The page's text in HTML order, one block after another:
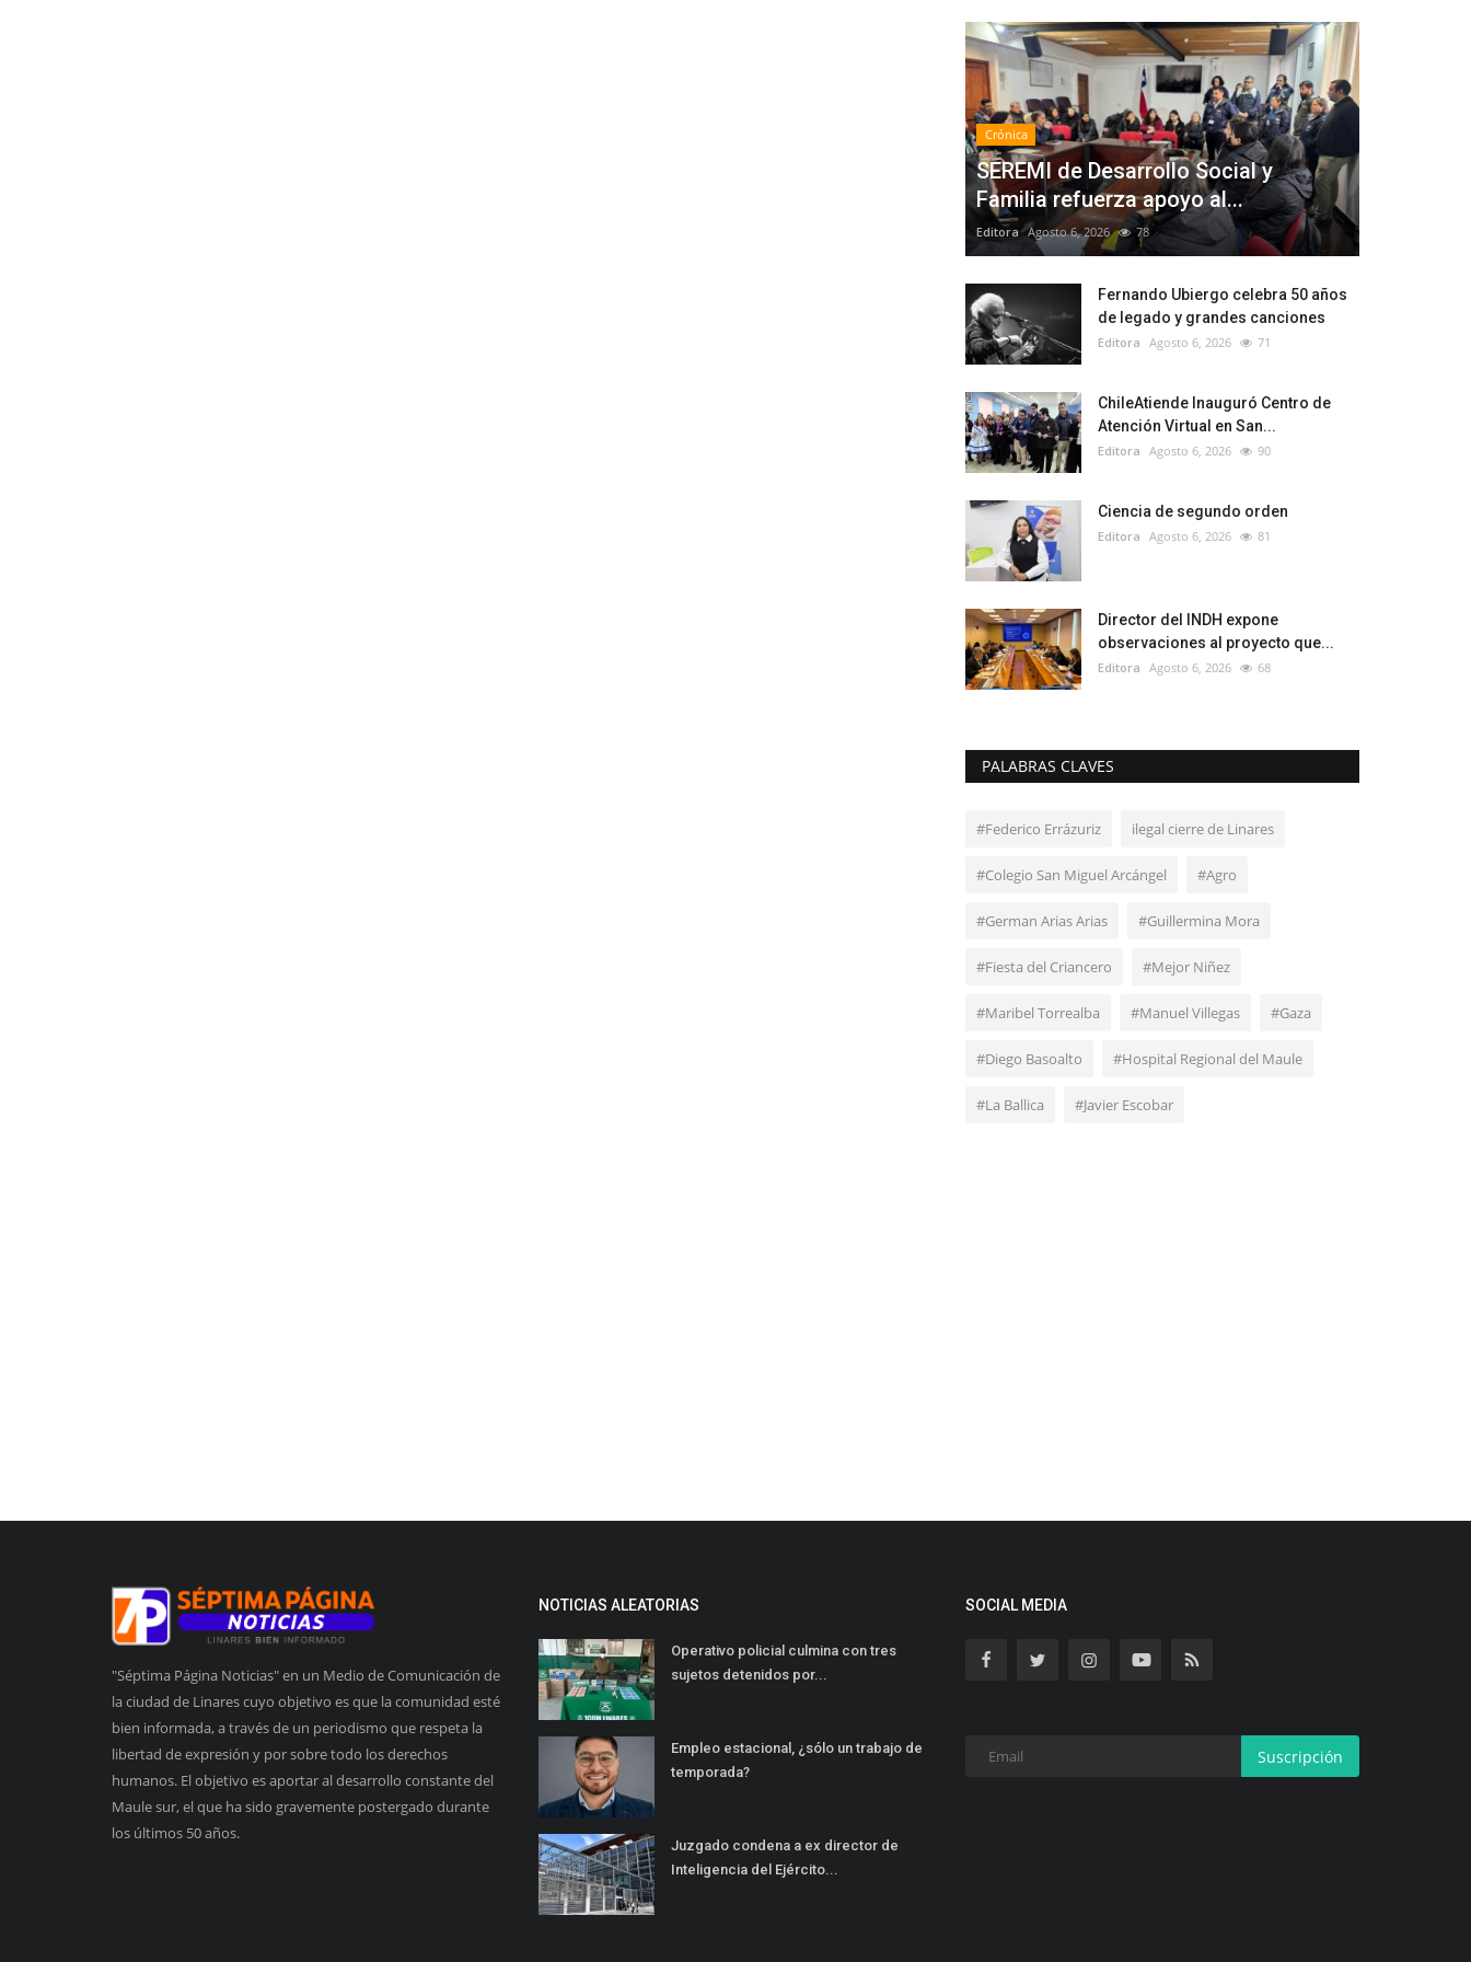
Crónica
SEREMI de Desarrollo Social y
Familia refuerza apoyo al...
Editora Agosto 6, 2026 78
Fernando Ubiergo celebra 50 años
de legado y grandes canciones
Editora Agosto 6, 2026 71
ChileAtiende Inauguró Centro de
Atención Virtual en San...
Editora Agosto 6, 2026 90
Ciencia de segundo orden
Editora Agosto 6, 2026 81
Director del INDH expone
observaciones al proyecto que...
Editora Agosto 6, 2026 68
PALABRAS CLAVES
#Federico Errázuriz ilegal cierre de Linares
#Colegio San Miguel Arcángel #Agro
#German Arias Arias #Guillermina Mora
#Fiesta del Criancero #Mejor Niñez
#Maribel Torrealba #Manuel Villegas #Gaza
#Diego Basoalto #Hospital Regional del Maule
#La Ballica #Javier Escobar
"Séptima Página Noticias" en un Medio de Comunicación de
la ciudad de Linares cuyo objetivo es que la comunidad esté
bien informada, a través de un periodismo que respeta la
libertad de expresión y por sobre todo los derechos
humanos. El objetivo es aportar al desarrollo constante del
Maule sur, el que ha sido gravemente postergado durante
los últimos 50 años.
NOTICIAS ALEATORIAS
Operativo policial culmina con tres
sujetos detenidos por...
Empleo estacional, ¿sólo un trabajo de
temporada?
Juzgado condena a ex director de
Inteligencia del Ejército...
SOCIAL MEDIA
Suscripción